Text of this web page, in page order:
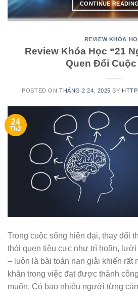
CONTINUE READING
REVIEW KHÓA
Review Khóa Học “21
Quen Đổi
POSTED ON THÁNG 2 24, 2025 BY
24
Th2
Trong cuộc sống hiện đại, thay đổi
thói quen tiêu cực như trì hoãn, lười
– luôn là bài toán nan giải khiến rất
khăn trong việc đạt được thành
muốn. Có bao nhiêu người từng